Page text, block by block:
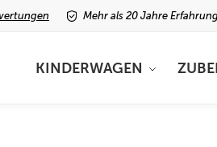
Mehr als 20 Jahre
KINDERWAGEN